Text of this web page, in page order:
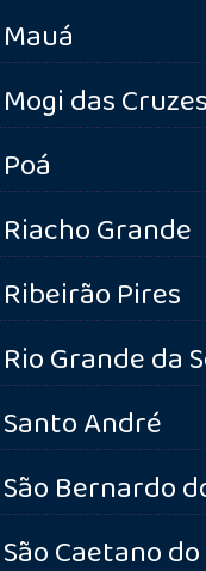
Mauá
Mogi das Cruzes
Poá
Riacho Grande
Ribeirão Pires
Rio Grande da
Santo André
São Bernardo
São Caetano do